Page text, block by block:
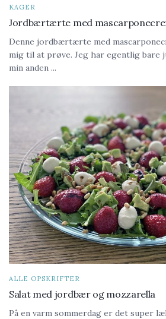
KAGER
Jordbærtærte med
Denne jordbærtærte med
mig til at prøve. Jeg har egentlig bare
min anden ...
ALLE OPSKRIFTER
Salat med jordbær og mozzarella
På en varm sommerdag er det super